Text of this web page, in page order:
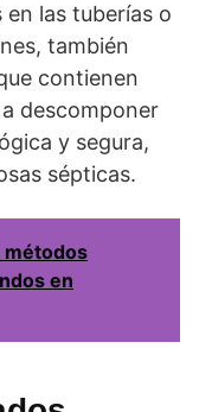
las tuberías o
también
contienen
descomponer
y segura,
sépticas.
métodos
en